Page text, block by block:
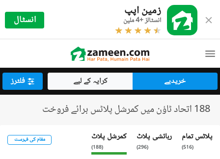
زمین اپپ
انسٹالز +4 ملین انسٹال
خریدیے کرایہ کے لیے فلٹرز
188 اتحاد ٹاؤن میں کمرشل پلاٹس برائے فروخت
پلاٹس تمام
(
516
)
رہائشی پلاٹ
(
296
)
کمرشل پلاٹ
(
188
)
مقام کی فہرست